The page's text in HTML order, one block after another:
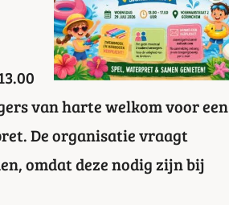
van harte welkom voor een
De organisatie vraagt
omdat deze nodig zijn bij